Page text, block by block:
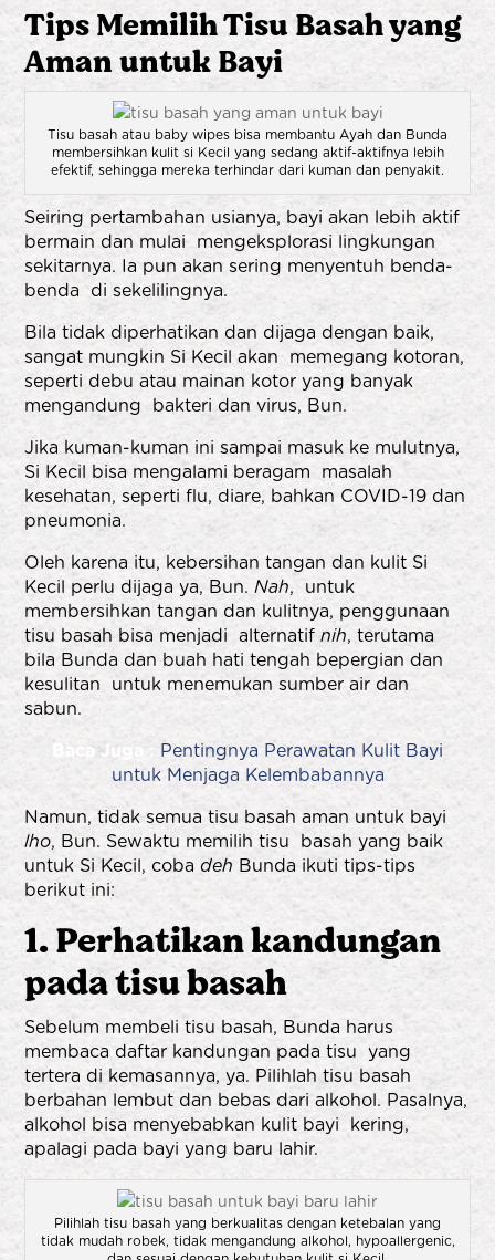
Tips Memilih Tisu Basah yang
Aman untuk Bayi
Tisu basah atau baby wipes bisa membantu Ayah dan Bunda
membersihkan kulit si Kecil yang sedang aktif-aktifnya lebih
efektif, sehingga mereka terhindar dari kuman dan penyakit.
Seiring pertambahan usianya, bayi akan lebih aktif
bermain dan mulai mengeksplorasi lingkungan
sekitarnya. Ia pun akan sering menyentuh benda-
benda di sekelilingnya.
Bila tidak diperhatikan dan dijaga dengan baik,
sangat mungkin Si Kecil akan memegang kotoran,
seperti debu atau mainan kotor yang banyak
mengandung bakteri dan virus, Bun.
Jika kuman-kuman ini sampai masuk ke mulutnya,
Si Kecil bisa mengalami beragam masalah
kesehatan, seperti flu, diare, bahkan COVID-19 dan
pneumonia.
Oleh karena itu, kebersihan tangan dan kulit Si
Kecil perlu dijaga ya, Bun.Nah, untuk
membersihkan tangan dan kulitnya, penggunaan
tisu basah bisa menjadi alternatifnih, terutama
bila Bunda dan buah hati tengah bepergian dan
kesulitan untuk menemukan sumber air dan
sabun.
Baca Juga : Pentingnya Perawatan Kulit Bayi
untuk Menjaga Kelembabannya
Namun, tidak semua tisu basah aman untuk bayi
lho, Bun. Sewaktu memilih tisu basah yang baik
untuk Si Kecil, cobadeh Bunda ikuti tips-tips
berikut ini:
1. Perhatikan kandungan
pada tisu basah
Sebelum membeli tisu basah, Bunda harus
membaca daftar kandungan pada tisu yang
tertera di kemasannya, ya. Pilihlah tisu basah
berbahan lembut dan bebas dari alkohol. Pasalnya,
alkohol bisa menyebabkan kulit bayi kering,
apalagi pada bayi yang baru lahir.
Pilihlah tisu basah yang berkualitas dengan ketebalan yang
tidak mudah robek, tidak mengandung alkohol, hypoallergenic,